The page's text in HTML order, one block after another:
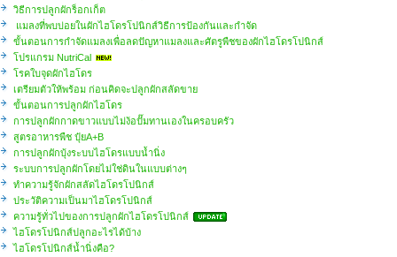
วิธีการปลูกผักร็อกเก็ต
แมลงที่พบบ่อยในผักไฮโดรโปนิกส์วิธีการป้องกันและกำจัด
ขั้นตอนการกำจัดแมลงเพื่อลดปัญหาแมลงและศัตรูพืชของผักไฮโดรโปนิกส์
โปรแกรม NutriCal
โรคใบจุดผักไฮโดร
​เตรียมตัวให้พร้อม ก่อนคิดจะปลูกผักสลัดขาย
ขั้นตอนการปลูกผักไฮโดร
การปลูกผักกาดขาวแบบไม่ง้อปั๊มทานเองในครอบครัว
สูตรอาหารพืช ปุ๋ยA+B
การปลูกผักบุ้งระบบไฮโดรแบบน้ำนิ่ง
ระบบการปลูกผักโดยไม่ใช่ดินในแบบต่างๆ
ทำความรู้จักผักสลัดไฮโดรโปนิกส์
ประวัติความเป็นมาไฮโดรโปนิกส์
ความรู้ทั่วไปของการปลูกผักไฮโดรโปนิกส์
ไฮโดรโปนิกส์ปลูกอะไรได้บ้าง
ไฮโดรโปนิกส์น้ำนิ่งคือ?